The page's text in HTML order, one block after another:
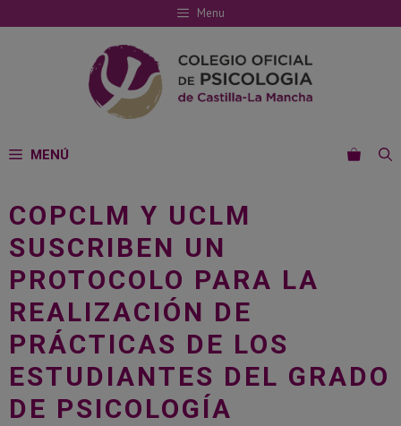
al
Menu
MENÚ
COPCLM Y UCLM
SUSCRIBEN UN
PROTOCOLO PARA LA
REALIZACIÓN DE
PRÁCTICAS DE LOS
ESTUDIANTES DEL GRADO
DE PSICOLOGÍA